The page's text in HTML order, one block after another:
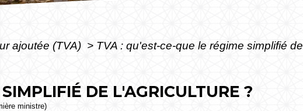
ajoutée (TVA) > TVA : qu'est-ce-que le régime simplifié de
DE L'AGRICULTURE ?
ministre)